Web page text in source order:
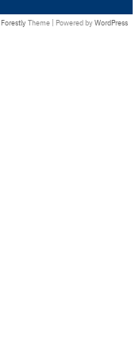
Forestly Theme | Powered by WordPress